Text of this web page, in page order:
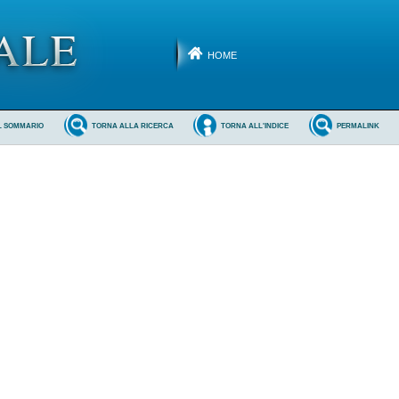
HOME
PERMALINK
TORNA ALL'INDICE
TORNA ALLA RICERCA
SOMMARIO